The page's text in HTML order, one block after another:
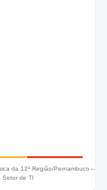
da 12ª Região/Pernambuco –
Setor de TI